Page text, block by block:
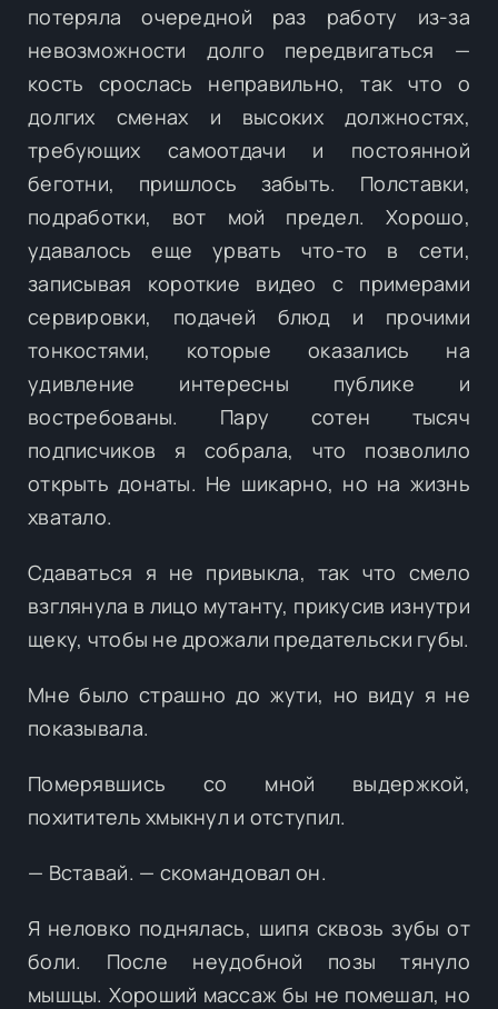
потеряла очередной раз работу из-за
невозможности долго передвигаться —
кость срослась неправильно, так что о
долгих сменах и высоких должностях,
требующих самоотдачи и постоянной
беготни, пришлось забыть. Полставки,
подработки, вот мой предел. Хорошо,
удавалось еще урвать что-то в сети,
записывая короткие видео с примерами
сервировки, подачей блюд и прочими
тонкостями, которые оказались на
удивление интересны публике и
востребованы. Пару сотен тысяч
подписчиков я собрала, что позволило
открыть донаты. Не шикарно, но на жизнь
хватало.
Сдаваться я не привыкла, так что смело
взглянула в лицо мутанту, прикусив изнутри
щеку, чтобы не дрожали предательски губы.
Мне было страшно до жути, но виду я не
показывала.
Померявшись со мной выдержкой,
похититель хмыкнул и отступил.
— Вставай. — скомандовал он.
Я неловко поднялась, шипя сквозь зубы от
боли. После неудобной позы тянуло
мышцы. Хороший массаж бы не помешал, но